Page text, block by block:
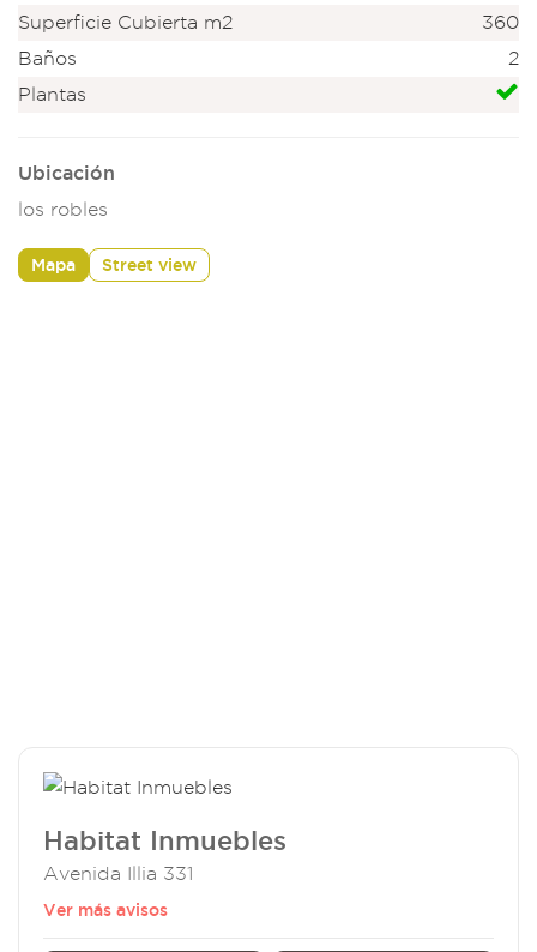
Superficie Cubierta m2
360
Baños
2
Plantas
Ubicación
los robles
Mapa Street view
Habitat Inmuebles
Avenida Illia 331
Ver más avisos